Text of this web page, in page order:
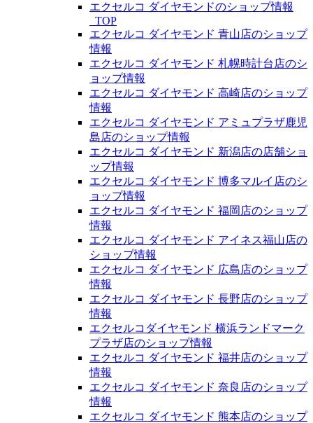
エクセルコ ダイヤモンドのショップ情報
_TOP
エクセルコ ダイヤモンド 青山店のショップ
情報
エクセルコ ダイヤモンド 札幌時計台店のシ
ョップ情報
エクセルコ ダイヤモンド 高崎店のショップ
情報
エクセルコ ダイヤモンド アミュプラザ鹿児
島店のショップ情報
エクセルコ ダイヤモンド 新潟店の店舗ショ
ップ情報
エクセルコ ダイヤモンド 博多マルイ店のシ
ョップ情報
エクセルコ ダイヤモンド 福岡店のショップ
情報
エクセルコ ダイヤモンド アイネス福山店の
ショップ情報
エクセルコ ダイヤモンド 広島店のショップ
情報
エクセルコ ダイヤモンド 長野店のショップ
情報
エクセルコダイヤモンド 横浜ランドマーク
プラザ店のショップ情報
エクセルコ ダイヤモンド 福井店のショップ
情報
エクセルコ ダイヤモンド 奈良店のショップ
情報
エクセルコ ダイヤモンド 熊本店のショップ